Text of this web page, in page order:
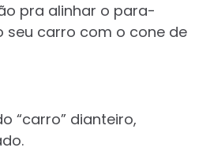
pra alinhar o para-
seu carro com o cone de
“carro” dianteiro,